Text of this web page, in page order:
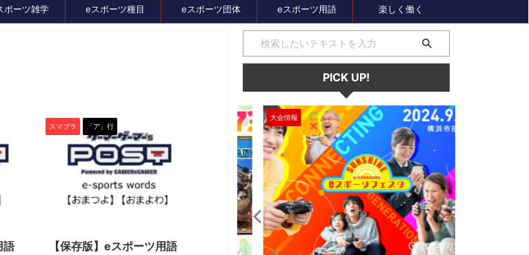
ポーツ雑学 eスポーツ種目 eスポーツ団体 eスポーツ用語 楽しく働く
語
スマブラ 「ア」行
【保存版】eスポーツ用語
PICK UP!
セール、クーポン情報 大会情報
2024/7/31